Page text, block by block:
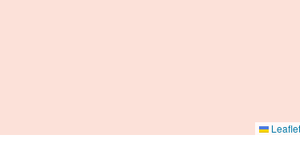
Leaflet